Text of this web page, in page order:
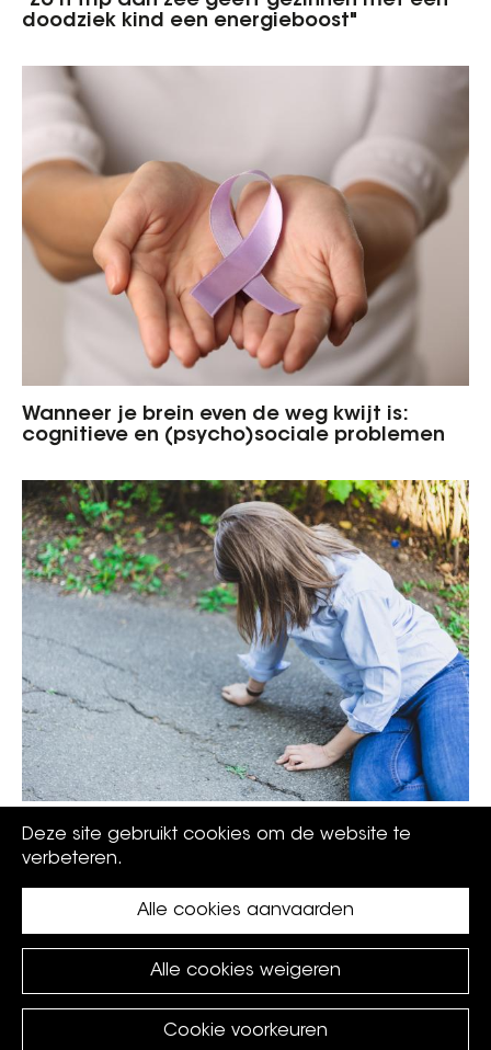
doodziek kind een energieboost"
Wanneer je brein even de weg kwijt is:
cognitieve en (psycho)sociale problemen
Do's en don'ts bij epilepsie
2026.privacy policy
Deze site gebruikt cookies om de website te
verbeteren.
Cookie voorkeuren
Alle cookies weigeren
Alle cookies aanvaarden